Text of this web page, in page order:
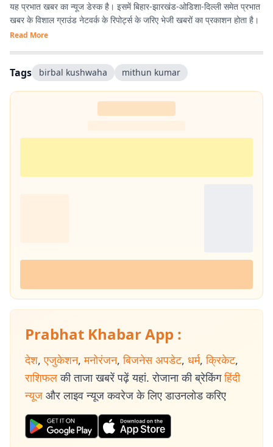
यह प्रभात खबर का न्यूज डेस्क है। इसमें बिहार-झारखंड-ओडिशा-दिल्‍ली समेत प्रभात
खबर के विशाल ग्राउंड नेटवर्क के रिपोर्ट्स के जरिए भेजी खबरों का प्रकाशन होता है।
Read More
Tags birbal kushwaha mithun kumar
Prabhat Khabar App :
देश, एजुकेशन, मनोरंजन, बिजनेस अपडेट, धर्म, क्रिकेट,
राशिफल की ताजा खबरें पढ़ें यहां. रोजाना की ब्रेकिंग हिंदी
न्यूज और लाइव न्यूज कवरेज के लिए डाउनलोड करिए